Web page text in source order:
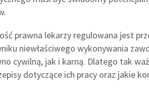
prawna lekarzy regulowana jest
niewłaściwego wykonywania
cywilną, jak i karną. Dlatego tak
dotyczące ich pracy oraz jakie